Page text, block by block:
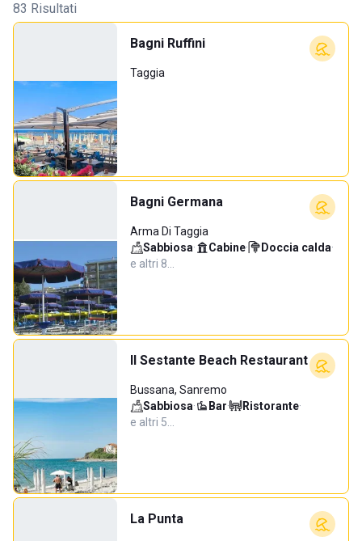
83 Risultati
Bagni Ruffini
Taggia
Bagni Germana
Arma Di Taggia
Sabbiosa· Cabine· Doccia calda·
e altri 8…
Il Sestante Beach Restaurant
Bussana, Sanremo
Sabbiosa· Bar· Ristorante·
e altri 5…
La Punta